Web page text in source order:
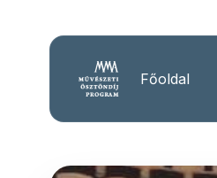
Főoldal